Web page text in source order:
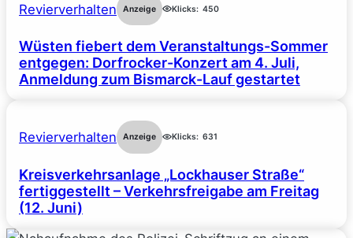
Revierverhalten Anzeige Klicks: 450
Wüsten fiebert dem Veranstaltungs-Sommer
entgegen: Dorfrocker-Konzert am 4. Juli,
Anmeldung zum Bismarck-Lauf gestartet
Revierverhalten Anzeige Klicks: 631
Kreisverkehrsanlage „Lockhauser Straße“
fertiggestellt – Verkehrsfreigabe am Freitag
(12. Juni)